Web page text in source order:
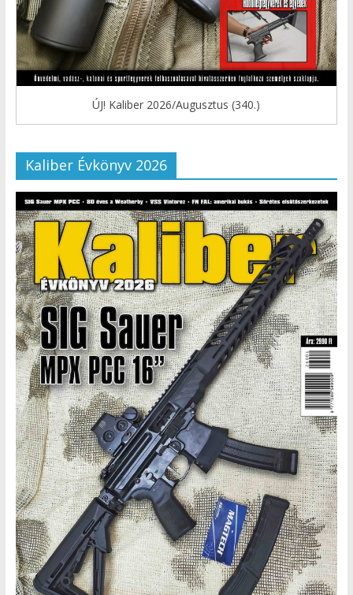
ÚJ! Kaliber 2026/Augusztus (340.)
Kaliber Évkönyv 2026